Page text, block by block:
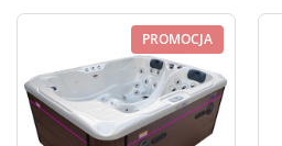
PROMOCJA